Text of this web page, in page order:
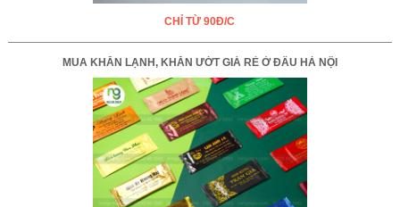
CHỈ TỪ 90Đ/C
MUA KHĂN LẠNH, KHĂN ƯỚT GIÁ RẺ Ở ĐÂU HÀ NỘI